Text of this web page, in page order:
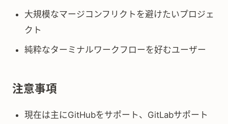
大規模なマージコンフリクトを避けたいプロジェ
クト
純粋なターミナルワークフローを好むユーザー
注意事項
現在は主にGitHubをサポート、GitLabサポート